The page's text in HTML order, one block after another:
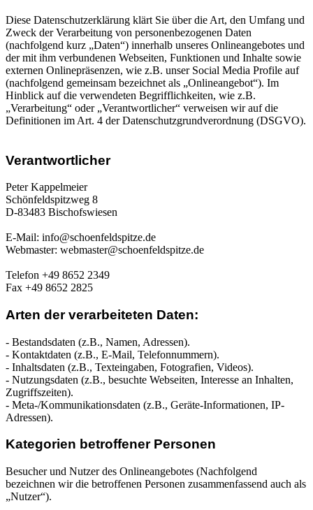
Diese Datenschutzerklärung klärt Sie über die Art, den Umfang und
Zweck der Verarbeitung von personenbezogenen Daten
(nachfolgend kurz „Daten“) innerhalb unseres Onlineangebotes und
der mit ihm verbundenen Webseiten, Funktionen und Inhalte sowie
externen Onlinepräsenzen, wie z.B. unser Social Media Profile auf
(nachfolgend gemeinsam bezeichnet als „Onlineangebot“). Im
Hinblick auf die verwendeten Begrifflichkeiten, wie z.B.
„Verarbeitung“ oder „Verantwortlicher“ verweisen wir auf die
Definitionen im Art. 4 der Datenschutzgrundverordnung (DSGVO).
Verantwortlicher
Peter Kappelmeier
Schönfeldspitzweg 8
D-83483 Bischofswiesen
E-Mail: info@schoenfeldspitze.de
Webmaster: webmaster@schoenfeldspitze.de
Telefon +49 8652 2349
Fax +49 8652 2825
Arten der verarbeiteten Daten:
- Bestandsdaten (z.B., Namen, Adressen).
- Kontaktdaten (z.B., E-Mail, Telefonnummern).
- Inhaltsdaten (z.B., Texteingaben, Fotografien, Videos).
- Nutzungsdaten (z.B., besuchte Webseiten, Interesse an Inhalten,
Zugriffszeiten).
- Meta-/Kommunikationsdaten (z.B., Geräte-Informationen, IP-
Adressen).
Kategorien betroffener Personen
Besucher und Nutzer des Onlineangebotes (Nachfolgend
bezeichnen wir die betroffenen Personen zusammenfassend auch als
„Nutzer“).